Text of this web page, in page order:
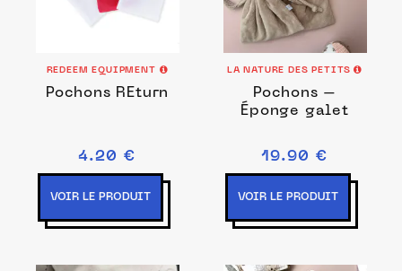
REDEEM EQUIPMENT
Pochons REturn
4.20 €
VOIR LE PRODUIT
LA NATURE DES PETITS
Pochons –
Éponge galet
19.90 €
VOIR LE PRODUIT